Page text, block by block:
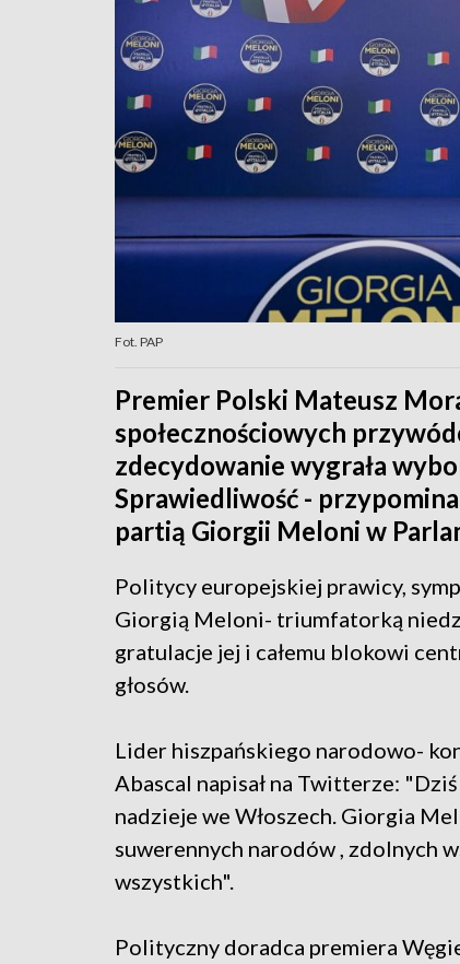
Fot. PAP
Premier Polski Mateusz
społecznościowych
zdecydowanie wygrała
Sprawiedliwość -
partią Giorgii Meloni w
Politycy europejskiej prawicy,
Giorgią Meloni- triumfatorką
gratulacje jej i całemu blokowi
głosów.
Lider hiszpańskiego narodowo-
Abascal napisał na Twitterze:
nadzieje we Włoszech. Giorgia
suwerennych narodów , zdolnych
wszystkich".
Polityczny doradca premiera